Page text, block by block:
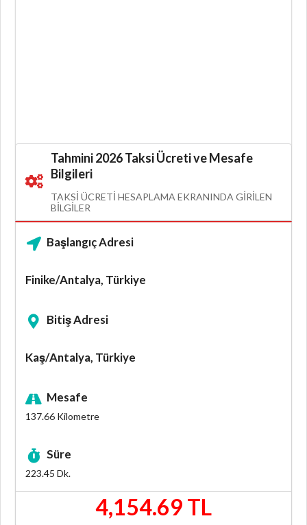
Tahmini 2026 Taksi Ücreti ve Mesafe
Bilgileri
TAKSI ÜCRETI HESAPLAMA EKRANINDA GIRILEN
BILGILER
Başlangıç Adresi
Finike/Antalya, Türkiye
Bitiş Adresi
Kaş/Antalya, Türkiye
Mesafe
137.66 Kilometre
Süre
223.45 Dk.
4,154.69 TL